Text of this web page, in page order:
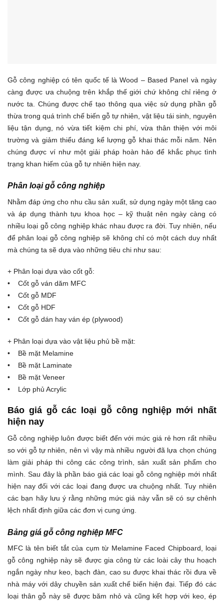
Gỗ công nghiệp có tên quốc tế là Wood – Based Panel và ngày
càng được ưa chuộng trên khắp thế giới chứ không chỉ riêng ở
nước ta. Chúng được chế tạo thông qua việc sử dụng phần gỗ
thừa trong quá trình chế biến gỗ tự nhiên, vật liệu tái sinh, nguyên
liệu tận dụng, nó vừa tiết kiệm chi phí, vừa thân thiện với môi
trường và giảm thiểu đáng kể lượng gỗ khai thác mỗi năm. Nên
chúng được ví như một giải pháp hoàn hảo để khắc phục tình
trạng khan hiếm của gỗ tự nhiên hiện nay.
Phân loại gỗ công nghiệp
Nhằm đáp ứng cho nhu cầu sản xuất, sử dụng ngày một tăng cao
và áp dụng thành tựu khoa học – kỹ thuật nên ngày càng có
nhiều loại gỗ công nghiệp khác nhau được ra đời. Tuy nhiên, nếu
để phân loại gỗ công nghiệp sẽ không chỉ có một cách duy nhất
mà chúng ta sẽ dựa vào những tiêu chi như sau:
+ Phân loại dựa vào cốt gỗ:
• Cốt gỗ ván dăm MFC
• Cốt gỗ MDF
• Cốt gỗ HDF
• Cốt gỗ dán hay ván ép (plywood)
+ Phân loại dựa vào vật liệu phủ bề mặt:
• Bề mặt Melamine
• Bề mặt Laminate
• Bề mặt Veneer
• Lớp phủ Acrylic
Báo giá gỗ các loại gỗ công nghiệp mới nhất
hiện nay
Gỗ công nghiệp luôn được biết đến với mức giá rẻ hơn rất nhiều
so với gỗ tự nhiên, nên vì vậy mà nhiều người đã lựa chọn chúng
làm giải pháp thi công các công trình, sản xuất sản phẩm cho
mình. Sau đây là phần báo giá các loại gỗ công nghiệp mới nhất
hiện nay đối với các loại đang được ưa chuộng nhất. Tuy nhiên
các bạn hãy lưu ý rằng những mức giá này vẫn sẽ có sự chênh
lệch nhất định giữa các đơn vị cung ứng.
Bảng giá gỗ công nghiệp MFC
MFC là tên biết tắt của cụm từ Melamine Faced Chipboard, loại
gỗ công nghiệp này sẽ được gia công từ các loài cây thu hoạch
ngắn ngày như keo, bạch đàn, cao su được khai thác rồi đưa về
nhà máy với dây chuyền sản xuất chế biến hiện đại. Tiếp đó các
loại thân gỗ này sẽ được băm nhỏ và cũng kết hợp với keo, ép